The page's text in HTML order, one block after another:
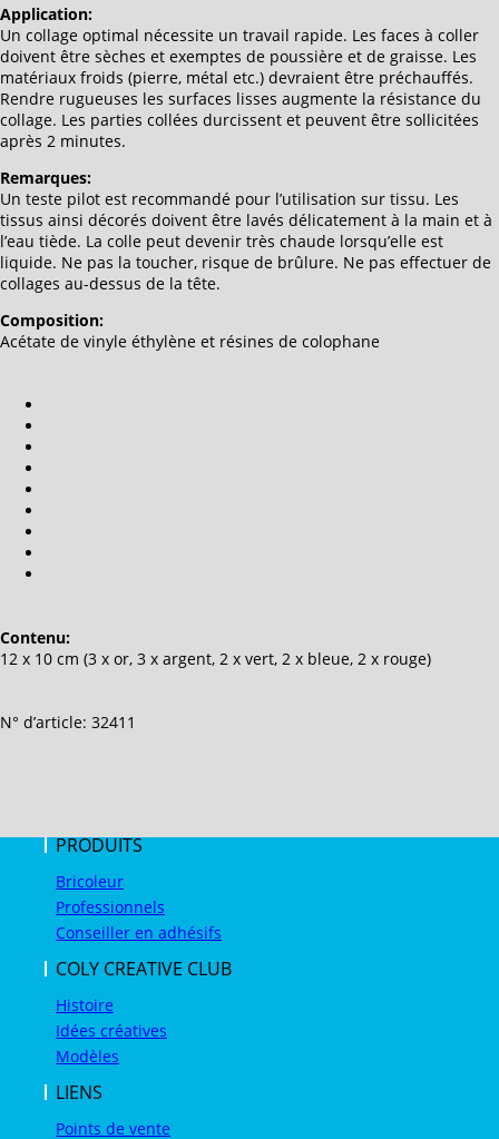
Application:
Un collage optimal nécessite un travail rapide. Les faces à coller
doivent être sèches et exemptes de poussière et de graisse. Les
matériaux froids (pierre, métal etc.) devraient être préchauffés.
Rendre rugueuses les surfaces lisses augmente la résistance du
collage. Les parties collées durcissent et peuvent être sollicitées
après 2 minutes.
Remarques:
Un teste pilot est recommandé pour l’utilisation sur tissu. Les
tissus ainsi décorés doivent être lavés délicatement à la main et à
l’eau tiède. La colle peut devenir très chaude lorsqu’elle est
liquide. Ne pas la toucher, risque de brûlure. Ne pas effectuer de
collages au-dessus de la tête.
Composition:
Acétate de vinyle éthylène et résines de colophane
Contenu:
12 x 10 cm (3 x or, 3 x argent, 2 x vert, 2 x bleue, 2 x rouge)
N° d’article: 32411
PRODUITS
Bricoleur
Professionnels
Conseiller en adhésifs
COLY CREATIVE CLUB
Histoire
Idées créatives
Modèles
LIENS
Points de vente